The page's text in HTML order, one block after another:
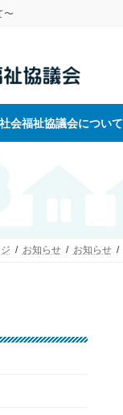
〜
会福祉協議会について
お知らせ お知らせ